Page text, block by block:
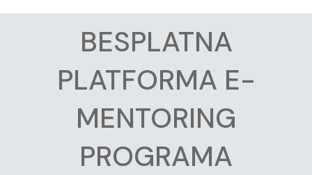
BESPLATNA
PLATFORMA E-
MENTORING
PROGRAMA